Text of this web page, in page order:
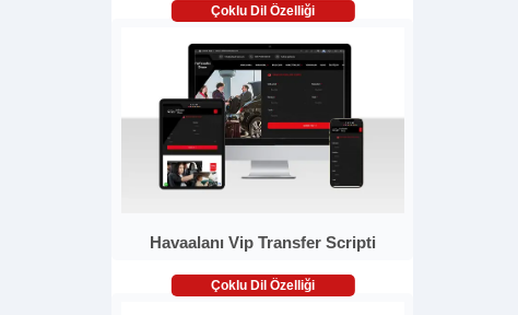
Çoklu Dil Özelliği
Havaalanı Vip Transfer Scripti
Çoklu Dil Özelliği